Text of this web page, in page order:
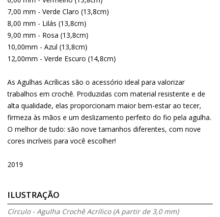
7,00 mm - Verde Claro (13,8cm)
8,00 mm - Lilás (13,8cm)
9,00 mm - Rosa (13,8cm)
10,00mm - Azul (13,8cm)
12,00mm - Verde Escuro (14,8cm)
As Agulhas Acrílicas são o acessório ideal para valorizar
trabalhos em crochê. Produzidas com material resistente e de
alta qualidade, elas proporcionam maior bem-estar ao tecer,
firmeza às mãos e um deslizamento perfeito do fio pela agulha.
O melhor de tudo: são nove tamanhos diferentes, com nove
cores incríveis para você escolher!
2019
ILUSTRAÇÃO
Círculo - Agulha Crochê Acrílico (A partir de 3,0 mm)